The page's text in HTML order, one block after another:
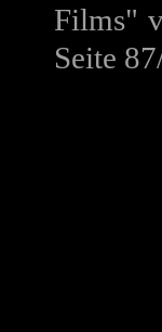
Films"
Seite